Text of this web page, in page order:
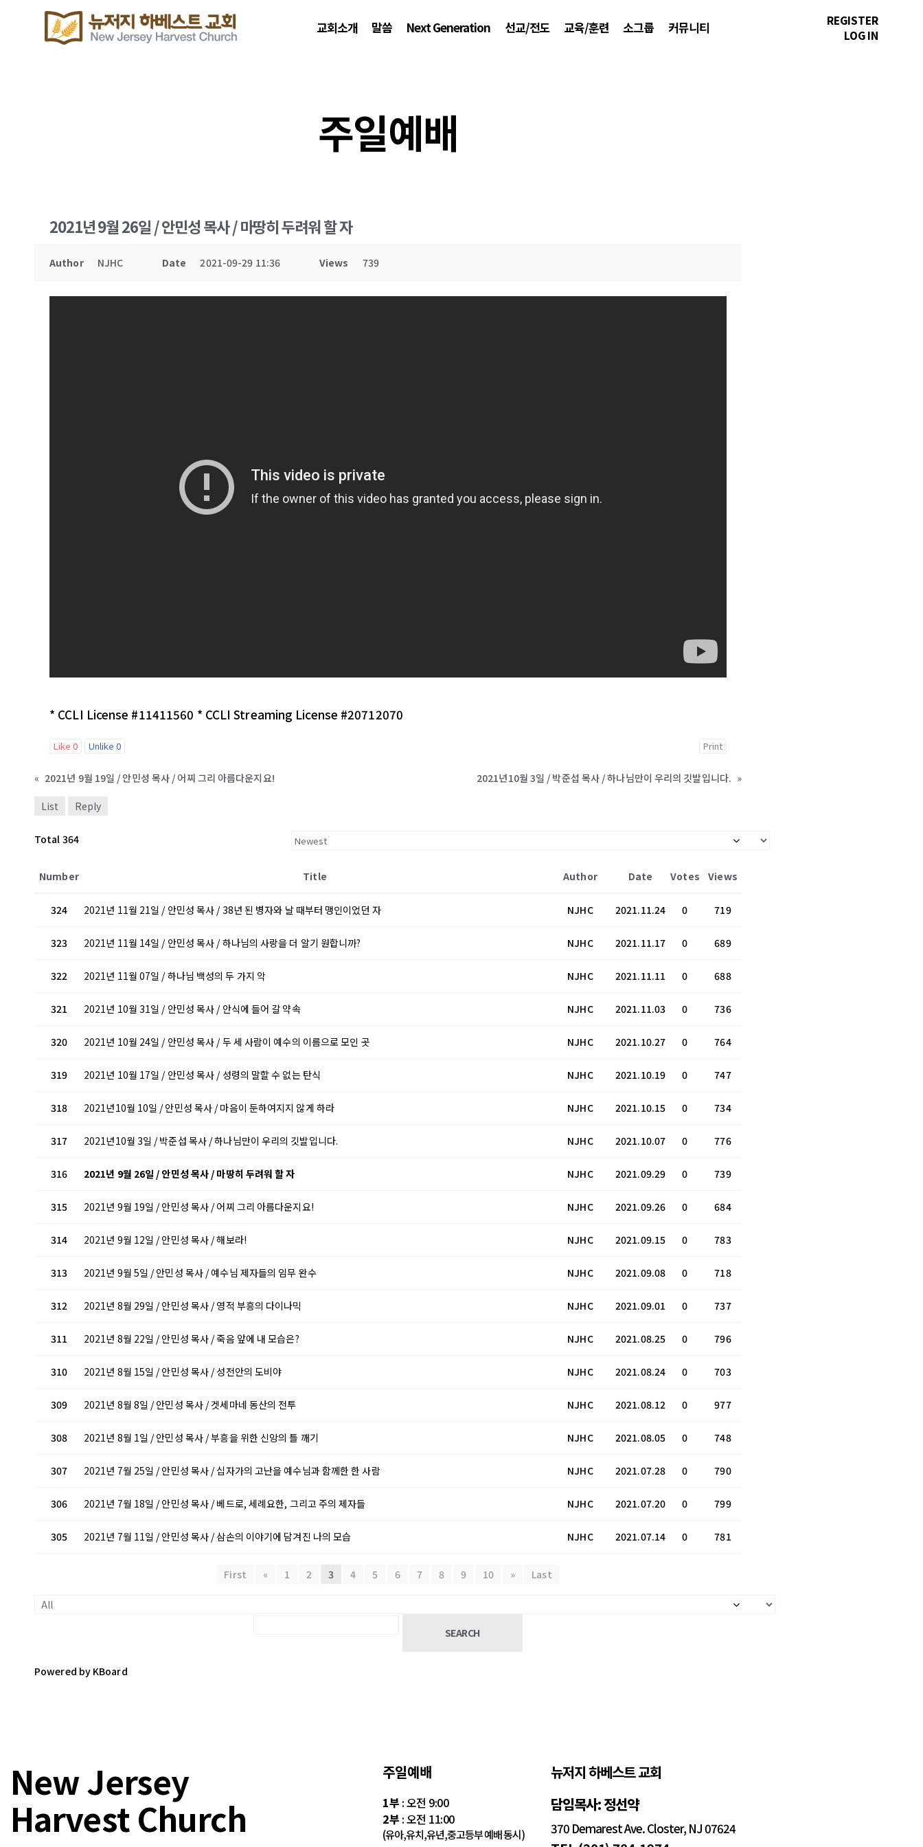
교회소개 말씀 Next Generation 선교/전도 교육/훈련 소그룹 커뮤니티
REGISTER
LOG IN
주일예배
2021년 9월 26일 / 안민성 목사 / 마땅히 두려워 할 자
Author NJHC Date 2021-09-29 11:36 Views 739
* CCLI License #11411560 * CCLI Streaming License #20712070
Like 0 Unlike0 Print
« 2021년 9월 19일 / 안민성 목사 / 어찌 그리 아름다운지요! 2021년10월 3일 / 박준섭 목사 / 하나님만이 우리의 깃발입니다. »
List Reply
Total 364
Number Title Author Date Votes Views
324 2021년 11월 21일 / 안민성 목사 / 38년 된 병자와 날 때부터 맹인이었던 자 NJHC 2021.11.24 0 719
323 2021년 11월 14일 / 안민성 목사 / 하나님의 사랑을 더 알기 원합니까? NJHC 2021.11.17 0 689
322 2021년 11월 07일 / 하나님 백성의 두 가지 악 NJHC 2021.11.11 0 688
321 2021년 10월 31일 / 안민성 목사 / 안식에 들어 갈 약속 NJHC 2021.11.03 0 736
320 2021년 10월 24일 / 안민성 목사 / 두 세 사람이 예수의 이름으로 모인 곳 NJHC 2021.10.27 0 764
319 2021년 10월 17일 / 안민성 목사 / 성령의 말할 수 없는 탄식 NJHC 2021.10.19 0 747
318 2021년10월 10일 / 안민성 목사 / 마음이 둔하여지지 않게 하라 NJHC 2021.10.15 0 734
317 2021년10월 3일 / 박준섭 목사 / 하나님만이 우리의 깃발입니다. NJHC 2021.10.07 0 776
316 2021년 9월 26일 / 안민성 목사 / 마땅히 두려워 할 자 NJHC 2021.09.29 0 739
315 2021년 9월 19일 / 안민성 목사 / 어찌 그리 아름다운지요! NJHC 2021.09.26 0 684
314 2021년 9월 12일 / 안민성 목사 / 해보라! NJHC 2021.09.15 0 783
313 2021년 9월 5일 / 안민성 목사 / 예수님 제자들의 임무 완수 NJHC 2021.09.08 0 718
312 2021년 8월 29일 / 안민성 목사 / 영적 부흥의 다이나믹 NJHC 2021.09.01 0 737
311 2021년 8월 22일 / 안민성 목사 / 죽음 앞에 내 모습은? NJHC 2021.08.25 0 796
310 2021년 8월 15일 / 안민성 목사 / 성전안의 도비야 NJHC 2021.08.24 0 703
309 2021년 8월 8일 / 안민성 목사 / 겟세마네 동산의 전투 NJHC 2021.08.12 0 977
308 2021년 8월 1일 / 안민성 목사 / 부흥을 위한 신앙의 틀 깨기 NJHC 2021.08.05 0 748
307 2021년 7월 25일 / 안민성 목사 / 십자가의 고난을 예수님과 함께한 한 사람 NJHC 2021.07.28 0 790
306 2021년 7월 18일 / 안민성 목사 / 베드로, 세례요한, 그리고 주의 제자들 NJHC 2021.07.20 0 799
305 2021년 7월 11일 / 안민성 목사 / 삼손의 이야기에 담겨진 나의 모습 NJHC 2021.07.14 0 781
First « 1 2 3 4 5 6 7 8 9 10 » Last
SEARCH
Powered by KBoard
New Jersey
Harvest Church
주일예배
1부 : 오전 9:00
2부 : 오전 11:00
(유아,유치,유년,중고등부 예배 동시)
뉴저지 하베스트 교회
담임목사: 정선약
370 Demarest Ave. Closter, NJ 07624